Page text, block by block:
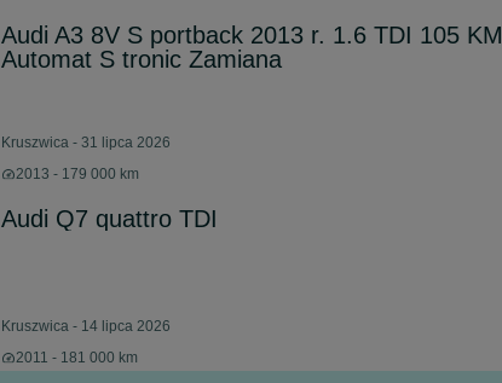
Audi A3 8V S portback 2013 r. 1.6 TDI 105 KM
Automat S tronic Zamiana
Kruszwica - 31 lipca 2026
2013 - 179 000 km
Audi Q7 quattro TDI
Kruszwica - 14 lipca 2026
2011 - 181 000 km